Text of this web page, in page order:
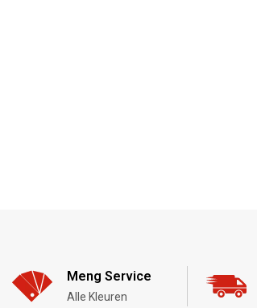
Meng Service
Alle Kleuren